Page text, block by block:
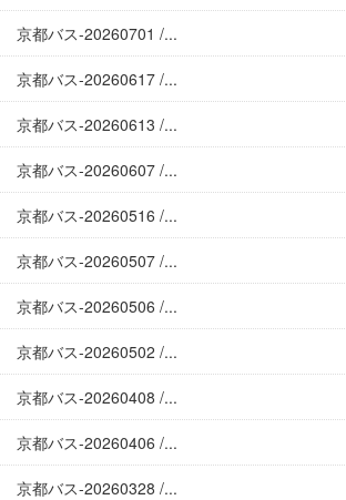
京都バス-20260701 /...
京都バス-20260617 /...
京都バス-20260613 /...
京都バス-20260607 /...
京都バス-20260516 /...
京都バス-20260507 /...
京都バス-20260506 /...
京都バス-20260502 /...
京都バス-20260408 /...
京都バス-20260406 /...
京都バス-20260328 /...